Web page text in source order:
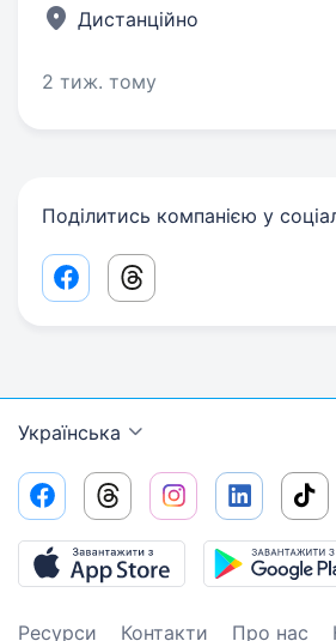
Дистанційно
2 тиж. тому
Поділитись компанією у
Facebook share link
Threads share link
Українська
Ресурси Контакти Про нас